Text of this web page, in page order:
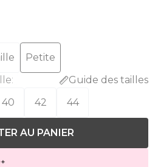
Petite
:
Guide des tailles
40 42 44
AU PANIER